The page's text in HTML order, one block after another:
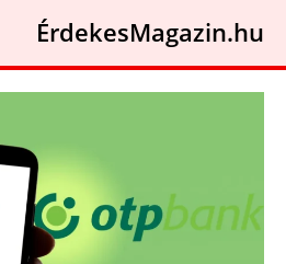
ÉrdekesMagazin.hu